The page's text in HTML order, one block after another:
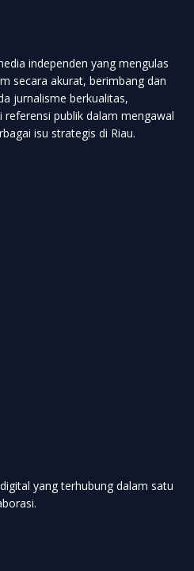
independen yang mengulas
secara akurat, berimbang dan
jurnalisme berkualitas,
referensi publik dalam mengawal
isu strategis di Riau.
yang terhubung dalam satu